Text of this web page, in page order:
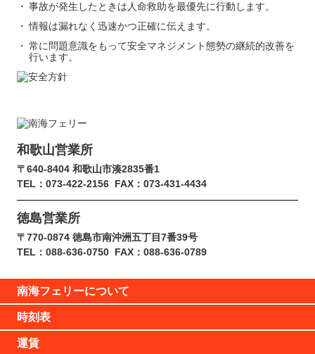
事故が発生したときは人命救助を最優先に行動します。
情報は漏れなく迅速かつ正確に伝えます。
常に問題意識をもって安全マネジメント態勢の継続的改善を
行います。
和歌山営業所
〒640-8404 和歌山市湊2835番1
TEL：073-422-2156 FAX：073-431-4434
徳島営業所
〒770-0874 徳島市南沖洲五丁目7番39号
TEL：088-636-0750 FAX：088-636-0789
南海フェリーについて
時刻表
運賃